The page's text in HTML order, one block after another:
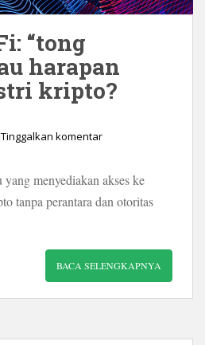
“tong
harapan
kripto?
Tinggalkan komentar
menyediakan akses ke
tanpa perantara dan otoritas
BACA SELENGKAPNYA